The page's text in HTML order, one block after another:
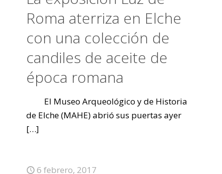
Roma aterriza en Elche
con una colección de
candiles de aceite de
época romana
El Museo Arqueológico y de Historia
de Elche (MAHE) abrió sus puertas ayer
[…]
6 febrero, 2017